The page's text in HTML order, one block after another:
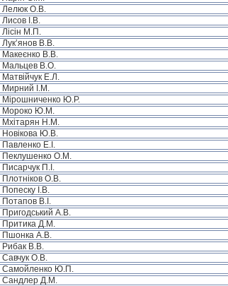
Лелюк О.В.
Лисов І.В.
Лісін М.П.
Лук’янов В.В.
Макеєнко В.В.
Мальцев В.О.
Матвійчук Е.Л.
Мирний І.М.
Мірошниченко Ю.Р.
Мороко Ю.М.
Мхітарян Н.М.
Новікова Ю.В.
Павленко Е.І.
Пеклушенко О.М.
Писарчук П.І.
Плотніков О.В.
Попеску І.В.
Потапов В.І.
Пригодський А.В.
Притика Д.М.
Пшонка А.В.
Рибак В.В.
Савчук О.В.
Самойленко Ю.П.
Сандлер Д.М.